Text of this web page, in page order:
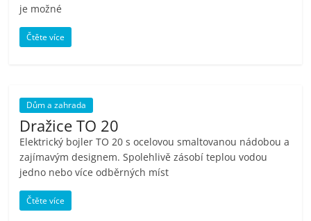
je možné
Čtěte více
Dům a zahrada
Dražice TO 20
Elektrický bojler TO 20 s ocelovou smaltovanou nádobou a
zajímavým designem. Spolehlivě zásobí teplou vodou
jedno nebo více odběrných míst
Čtěte více